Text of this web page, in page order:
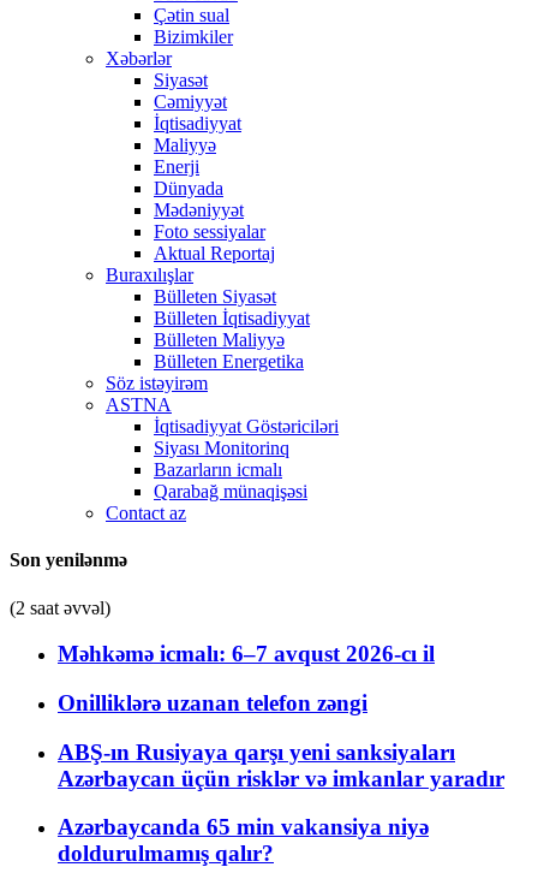
Çətin sual
Bizimkiler
Xəbərlər
Siyasət
Cəmiyyət
İqtisadiyyat
Maliyyə
Enerji
Dünyada
Mədəniyyət
Foto sessiyalar
Aktual Reportaj
Buraxılışlar
Bülleten Siyasət
Bülleten İqtisadiyyat
Bülleten Maliyyə
Bülleten Energetika
Söz istəyirəm
ASTNA
İqtisadiyyat Göstəriciləri
Siyası Monitorinq
Bazarların icmalı
Qarabağ münaqişəsi
Contact az
Son yenilənmə
(2 saat əvvəl)
Məhkəmə icmalı: 6–7 avqust 2026-cı il
Onilliklərə uzanan telefon zəngi
ABŞ-ın Rusiyaya qarşı yeni sanksiyaları
Azərbaycan üçün risklər və imkanlar yaradır
Azərbaycanda 65 min vakansiya niyə
doldurulmamış qalır?